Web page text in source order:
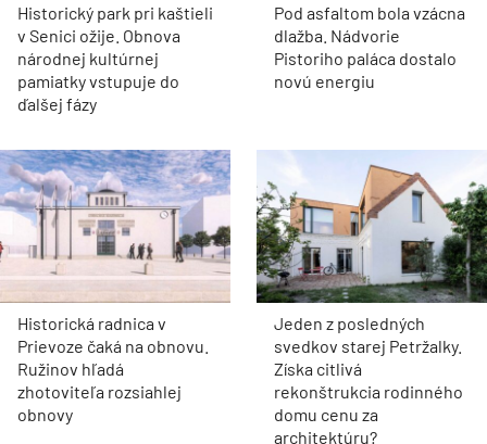
Historický park pri kaštieli
v Senici ožije. Obnova
národnej kultúrnej
pamiatky vstupuje do
ďalšej fázy
Pod asfaltom bola vzácna
dlažba. Nádvorie
Pistoriho paláca dostalo
novú energiu
Historická radnica v
Prievoze čaká na obnovu.
Ružinov hľadá
zhotoviteľa rozsiahlej
obnovy
Jeden z posledných
svedkov starej Petržalky.
Získa citlivá
rekonštrukcia rodinného
domu cenu za
architektúru?